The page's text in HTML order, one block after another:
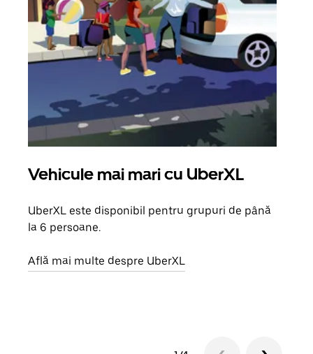
Vehicule mai mari cu UberXL
UberXL este disponibil pentru grupuri de până
la 6 persoane.
Află mai multe despre UberXL